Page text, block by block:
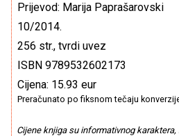
Prijevod: Marija Paprašarovski
10/2014.
256 str., tvrdi uvez
ISBN 9789532602173
Cijena: 15.93 eur
Preračunato po fiksnom tečaju
Cijene knjiga su informativnog karaktera,